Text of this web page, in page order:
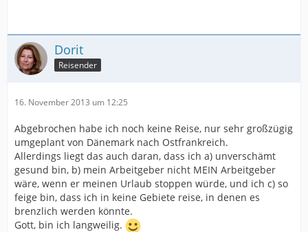
Dorit
Reisender
16. November 2013 um 12:25
Abgebrochen habe ich noch keine Reise, nur sehr großzügig
umgeplant von Dänemark nach Ostfrankreich.
Allerdings liegt das auch daran, dass ich a) unverschämt
gesund bin, b) mein Arbeitgeber nicht MEIN Arbeitgeber
wäre, wenn er meinen Urlaub stoppen würde, und ich c) so
feige bin, dass ich in keine Gebiete reise, in denen es
brenzlich werden könnte.
Gott, bin ich langweilig.